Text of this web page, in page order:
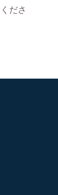
ださ